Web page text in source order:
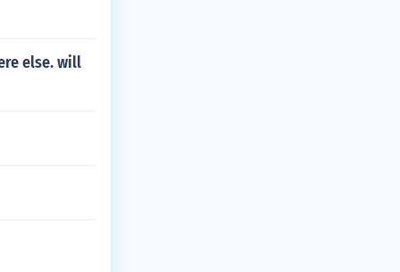
else. will